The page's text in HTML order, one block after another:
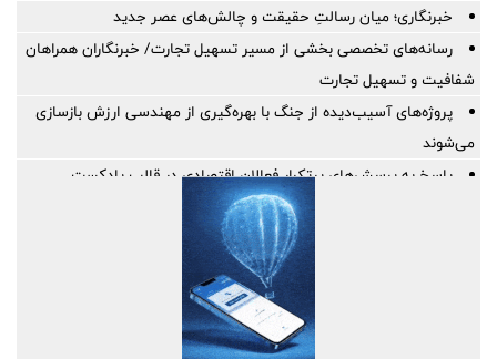
خبرنگاری؛ میان رسالتِ حقیقت و چالش‌های عصر جدید
رسانه‌های تخصصی بخشی از مسیر تسهیل تجارت/ خبرنگاران همراهان
شفافیت و تسهیل تجارت
پروژه‌های آسیب‌دیده از جنگ با بهره‌گیری از مهندسی ارزش بازسازی
می‌شوند
پاسخ به پرسش‌های پرتکرار فعالان اقتصادی در قالب پادکست
پیشنهادات راهبردی بخش‌خصوصی برای افزایش تاب‌آوری در تجارت غذا
برقراری روابط پایدار با کشورهای هدف در اولویت است | لزوم پیگیری
تسهیل شرایط صدور روادید از سوی بلاروس برای ایرانیان
اصلاحیه آیین نامه اجرایی ماده ۱۰ قانون ساماندهی صنعت خودرو ابلاغ